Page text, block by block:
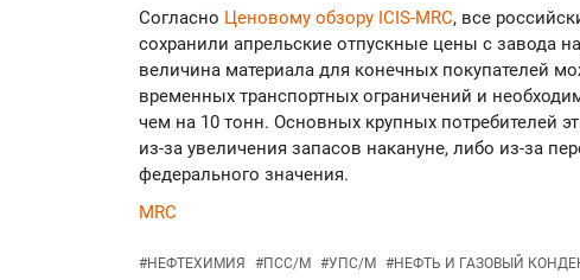
Согласно Ценовому обзору ICIS-MRC, все
сохранили апрельские отпускные цены с завода
величина материала для конечных покупателей
временных транспортных ограничений и
чем на 10 тонн. Основных крупных потребителей
из-за увеличения запасов накануне, либо из-за
федерального значения.
MRC
#НЕФТЕХИМИЯ #ПСС/М #УПС/М #НЕФТЬ И ГАЗОВЫЙ